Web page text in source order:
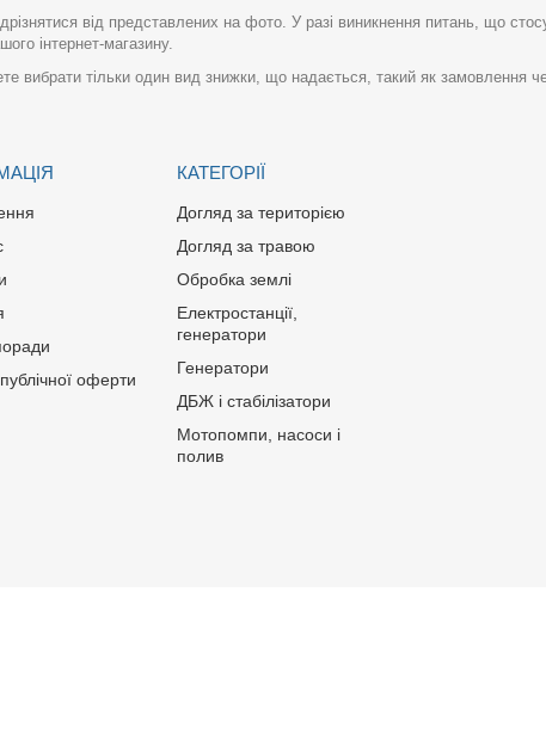
від представлених на фото. У разі виникнення питань, що
інтернет-магазину.
тільки один вид знижки, що надається, такий як замовлення
оферти
КАТЕГОРІЇ
Догляд за територією
Догляд за травою
Обробка землі
Електростанції,
генератори
Генератори
ДБЖ і стабілізатори
Мотопомпи, насоси і
полив